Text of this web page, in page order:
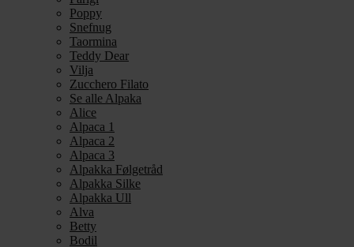
Poppy
Snefnug
Taormina
Teddy Dear
Vilja
Zucchero Filato
Se alle Alpaka
Alice
Alpaca 1
Alpaca 2
Alpaca 3
Alpakka Følgetråd
Alpakka Silke
Alpakka Ull
Alva
Betty
Bodil